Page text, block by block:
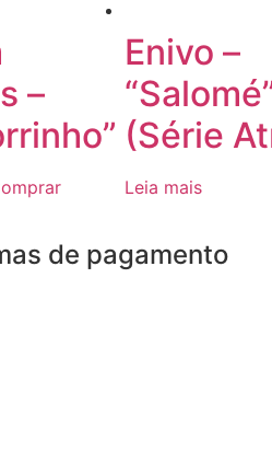
–
Enivo –
(Série
Leia mais
de pagamento